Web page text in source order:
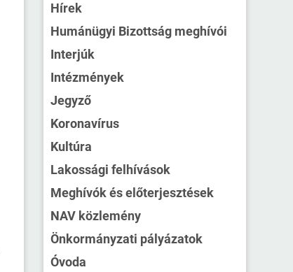
Hírek
Humánügyi Bizottság meghívói
Interjúk
Intézmények
Jegyző
Koronavírus
Kultúra
Lakossági felhívások
Meghívók és előterjesztések
NAV közlemény
Önkormányzati pályázatok
Óvoda